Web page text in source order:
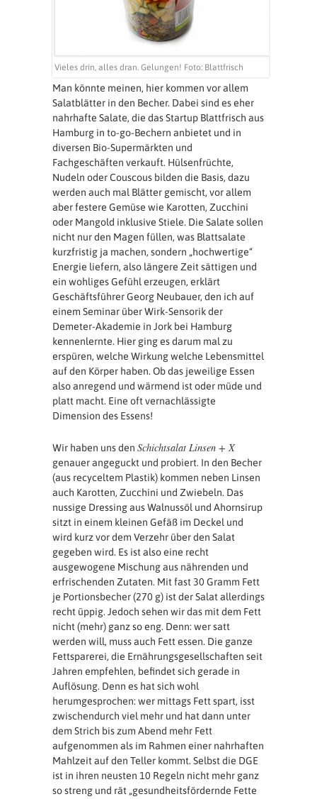
Vieles drin, alles dran. Gelungen! Foto: Blattfrisch
Man könnte meinen, hier kommen vor allem
Salatblätter in den Becher. Dabei sind es eher
nahrhafte Salate, die das Startup Blattfrisch aus
Hamburg in to-go-Bechern anbietet und in
diversen Bio-Supermärkten und
Fachgeschäften verkauft. Hülsenfrüchte,
Nudeln oder Couscous bilden die Basis, dazu
werden auch mal Blätter gemischt, vor allem
aber festere Gemüse wie Karotten, Zucchini
oder Mangold inklusive Stiele. Die Salate sollen
nicht nur den Magen füllen, was Blattsalate
kurzfristig ja machen, sondern „hochwertige“
Energie liefern, also längere Zeit sättigen und
ein wohliges Gefühl erzeugen, erklärt
Geschäftsführer Georg Neubauer, den ich auf
einem Seminar über Wirk-Sensorik der
Demeter-Akademie in Jork bei Hamburg
kennenlernte. Hier ging es darum mal zu
erspüren, welche Wirkung welche Lebensmittel
auf den Körper haben. Ob das jeweilige Essen
also anregend und wärmend ist oder müde und
platt macht. Eine oft vernachlässigte
Dimension des Essens!
Wir haben uns den Schichtsalat Linsen + X
genauer angeguckt und probiert. In den Becher
(aus recyceltem Plastik) kommen neben Linsen
auch Karotten, Zucchini und Zwiebeln. Das
nussige Dressing aus Walnussöl und Ahornsirup
sitzt in einem kleinen Gefäß im Deckel und
wird kurz vor dem Verzehr über den Salat
gegeben wird. Es ist also eine recht
ausgewogene Mischung aus nährenden und
erfrischenden Zutaten. Mit fast 30 Gramm Fett
je Portionsbecher (270 g) ist der Salat allerdings
recht üppig. Jedoch sehen wir das mit dem Fett
nicht (mehr) ganz so eng. Denn: wer satt
werden will, muss auch Fett essen. Die ganze
Fettsparerei, die Ernährungsgesellschaften seit
Jahren empfehlen, befindet sich gerade in
Auflösung. Denn es hat sich wohl
herumgesprochen: wer mittags Fett spart, isst
zwischendurch viel mehr und hat dann unter
dem Strich bis zum Abend mehr Fett
aufgenommen als im Rahmen einer nahrhaften
Mahlzeit auf den Teller kommt. Selbst die DGE
ist in ihren neusten 10 Regeln nicht mehr ganz
so streng und rät „gesundheitsfördernde Fette